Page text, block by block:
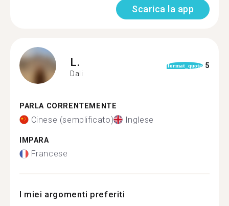
Scarica la app
L.
Dali
format_quote 5
PARLA CORRENTEMENTE
Cinese (semplificato) Inglese
IMPARA
Francese
I miei argomenti preferiti